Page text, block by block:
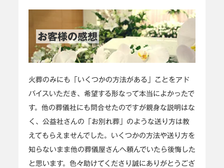
お客様の感想
火葬のみにも「いくつかの方法がある」ことをアド
バイスいただき、希望する形なって本当によかったで
す。他の葬儀社にも問合せたのですが親身な説明はな
く、公益社さんの「お別れ葬」のような送り方は教
えてもらえませんでした。いくつかの方法や送り方を
知らないまま他の葬儀屋さんへ頼んでいたら後悔した
と思います。色々助けてくださり誠にありがとうござ